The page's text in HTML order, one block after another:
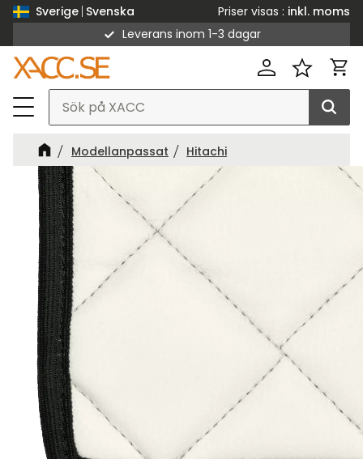
Sverige Svenska Priser visas
inkl. moms
Leverans inom 1-3 dagar
Modellanpassat Hitachi